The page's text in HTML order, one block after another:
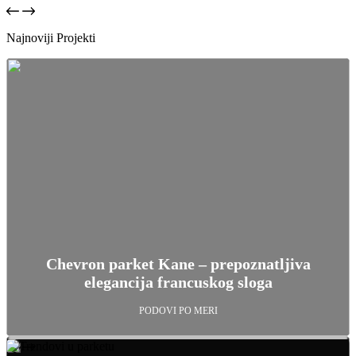
Najnoviji Projekti
Chevron parket Kane – prepoznatljiva
elegancija francuskog sloga
PODOVI PO MERI